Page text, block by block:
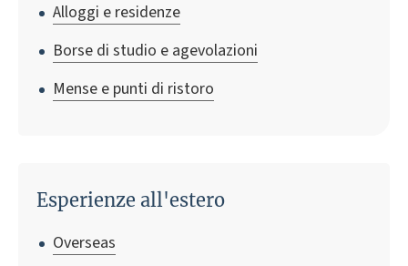
Alloggi e residenze
Borse di studio e agevolazioni
Mense e punti di ristoro
Esperienze all'estero
Overseas